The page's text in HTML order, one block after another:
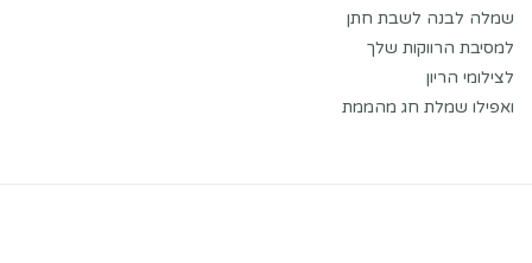
שמלה לבנה לשבת חתן
למסיבת הרווקות שלך
לצילומי הריון
ואפילו שמלת חג מהממת